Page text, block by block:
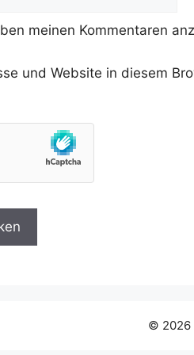
meinen Kommentaren
und Website in diesem
© 2026